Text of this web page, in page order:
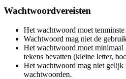
Wachtwoordvereisten
Het wachtwoord moet
Wachtwoord mag niet de
Het wachtwoord moet minimaal
tekens bevatten (kleine letter,
Het wachtwoord mag niet gelijk
wachtwoorden.